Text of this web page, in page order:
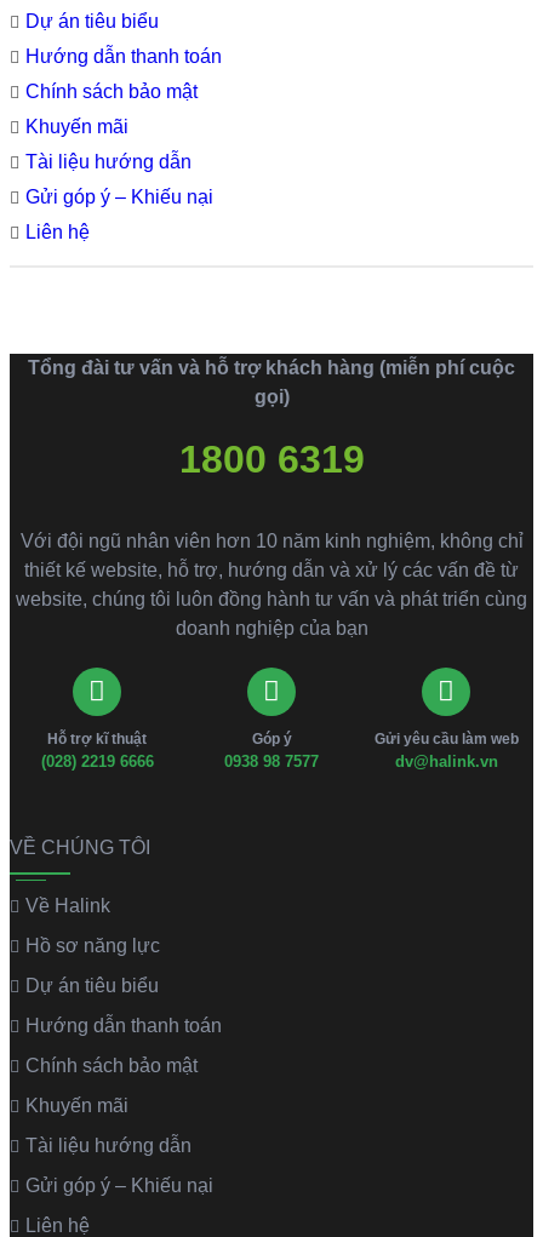
Dự án tiêu biểu
Hướng dẫn thanh toán
Chính sách bảo mật
Khuyến mãi
Tài liệu hướng dẫn
Gửi góp ý – Khiếu nại
Liên hệ
Tổng đài tư vấn và hỗ trợ khách hàng (miễn phí cuộc
gọi)
1800 6319
Với đội ngũ nhân viên hơn 10 năm kinh nghiệm, không chỉ
thiết kế website, hỗ trợ, hướng dẫn và xử lý các vấn đề từ
website, chúng tôi luôn đồng hành tư vấn và phát triển cùng
doanh nghiệp của bạn
Hỗ trợ kĩ thuật
(028) 2219 6666
Góp ý
0938 98 7577
Gửi yêu cầu làm web
dv@halink.vn
VỀ CHÚNG TÔI
Về Halink
Hồ sơ năng lực
Dự án tiêu biểu
Hướng dẫn thanh toán
Chính sách bảo mật
Khuyến mãi
Tài liệu hướng dẫn
Gửi góp ý – Khiếu nại
Liên hệ